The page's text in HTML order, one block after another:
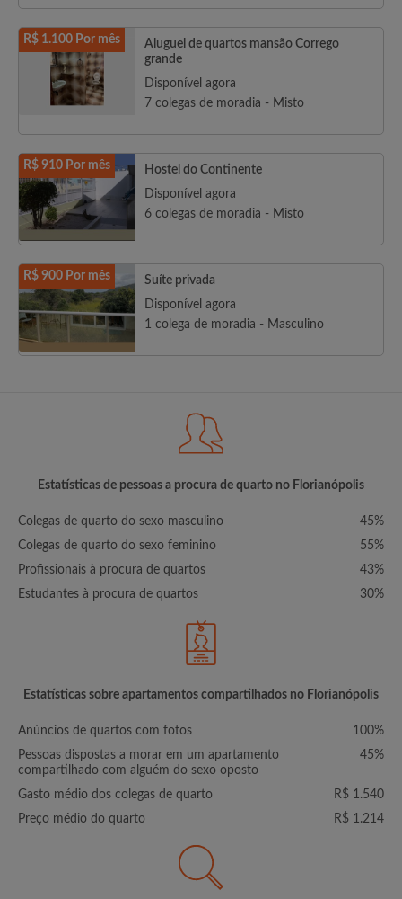
R$ 1.100 Por mês
Aluguel de quartos mansão Corrego
grande
Disponível agora
7 colegas de moradia - Misto
R$ 910 Por mês
Hostel do Continente
Disponível agora
6 colegas de moradia - Misto
R$ 900 Por mês
Suíte privada
Disponível agora
1 colega de moradia - Masculino
Estatísticas de pessoas a procura de quarto no Florianópolis
Colegas de quarto do sexo masculino
45%
Colegas de quarto do sexo feminino
55%
Profissionais à procura de quartos
43%
Estudantes à procura de quartos
30%
Estatísticas sobre apartamentos compartilhados no Florianópolis
Anúncios de quartos com fotos
100%
Pessoas dispostas a morar em um apartamento
compartilhado com alguém do sexo oposto
45%
Gasto médio dos colegas de quarto
R$ 1.540
Preço médio do quarto
R$ 1.214